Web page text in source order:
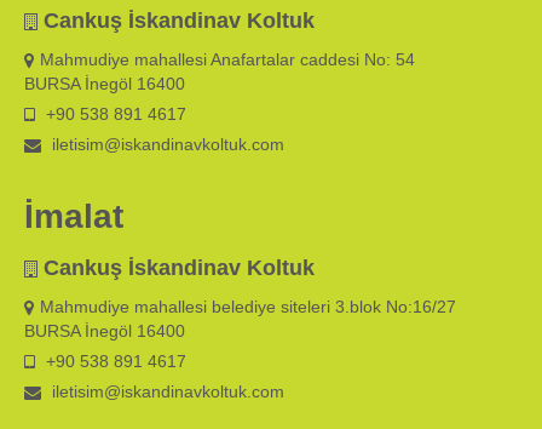
Cankuş İskandinav Koltuk
Mahmudiye mahallesi Anafartalar caddesi No: 54
BURSA İnegöl 16400
+90 538 891 4617
iletisim@iskandinavkoltuk.com
İmalat
Cankuş İskandinav Koltuk
Mahmudiye mahallesi belediye siteleri 3.blok No:16/27
BURSA İnegöl 16400
+90 538 891 4617
iletisim@iskandinavkoltuk.com